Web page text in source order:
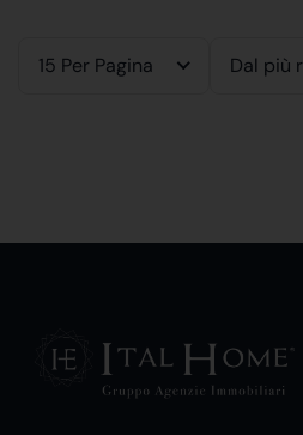
15 Per Pagina Dal più